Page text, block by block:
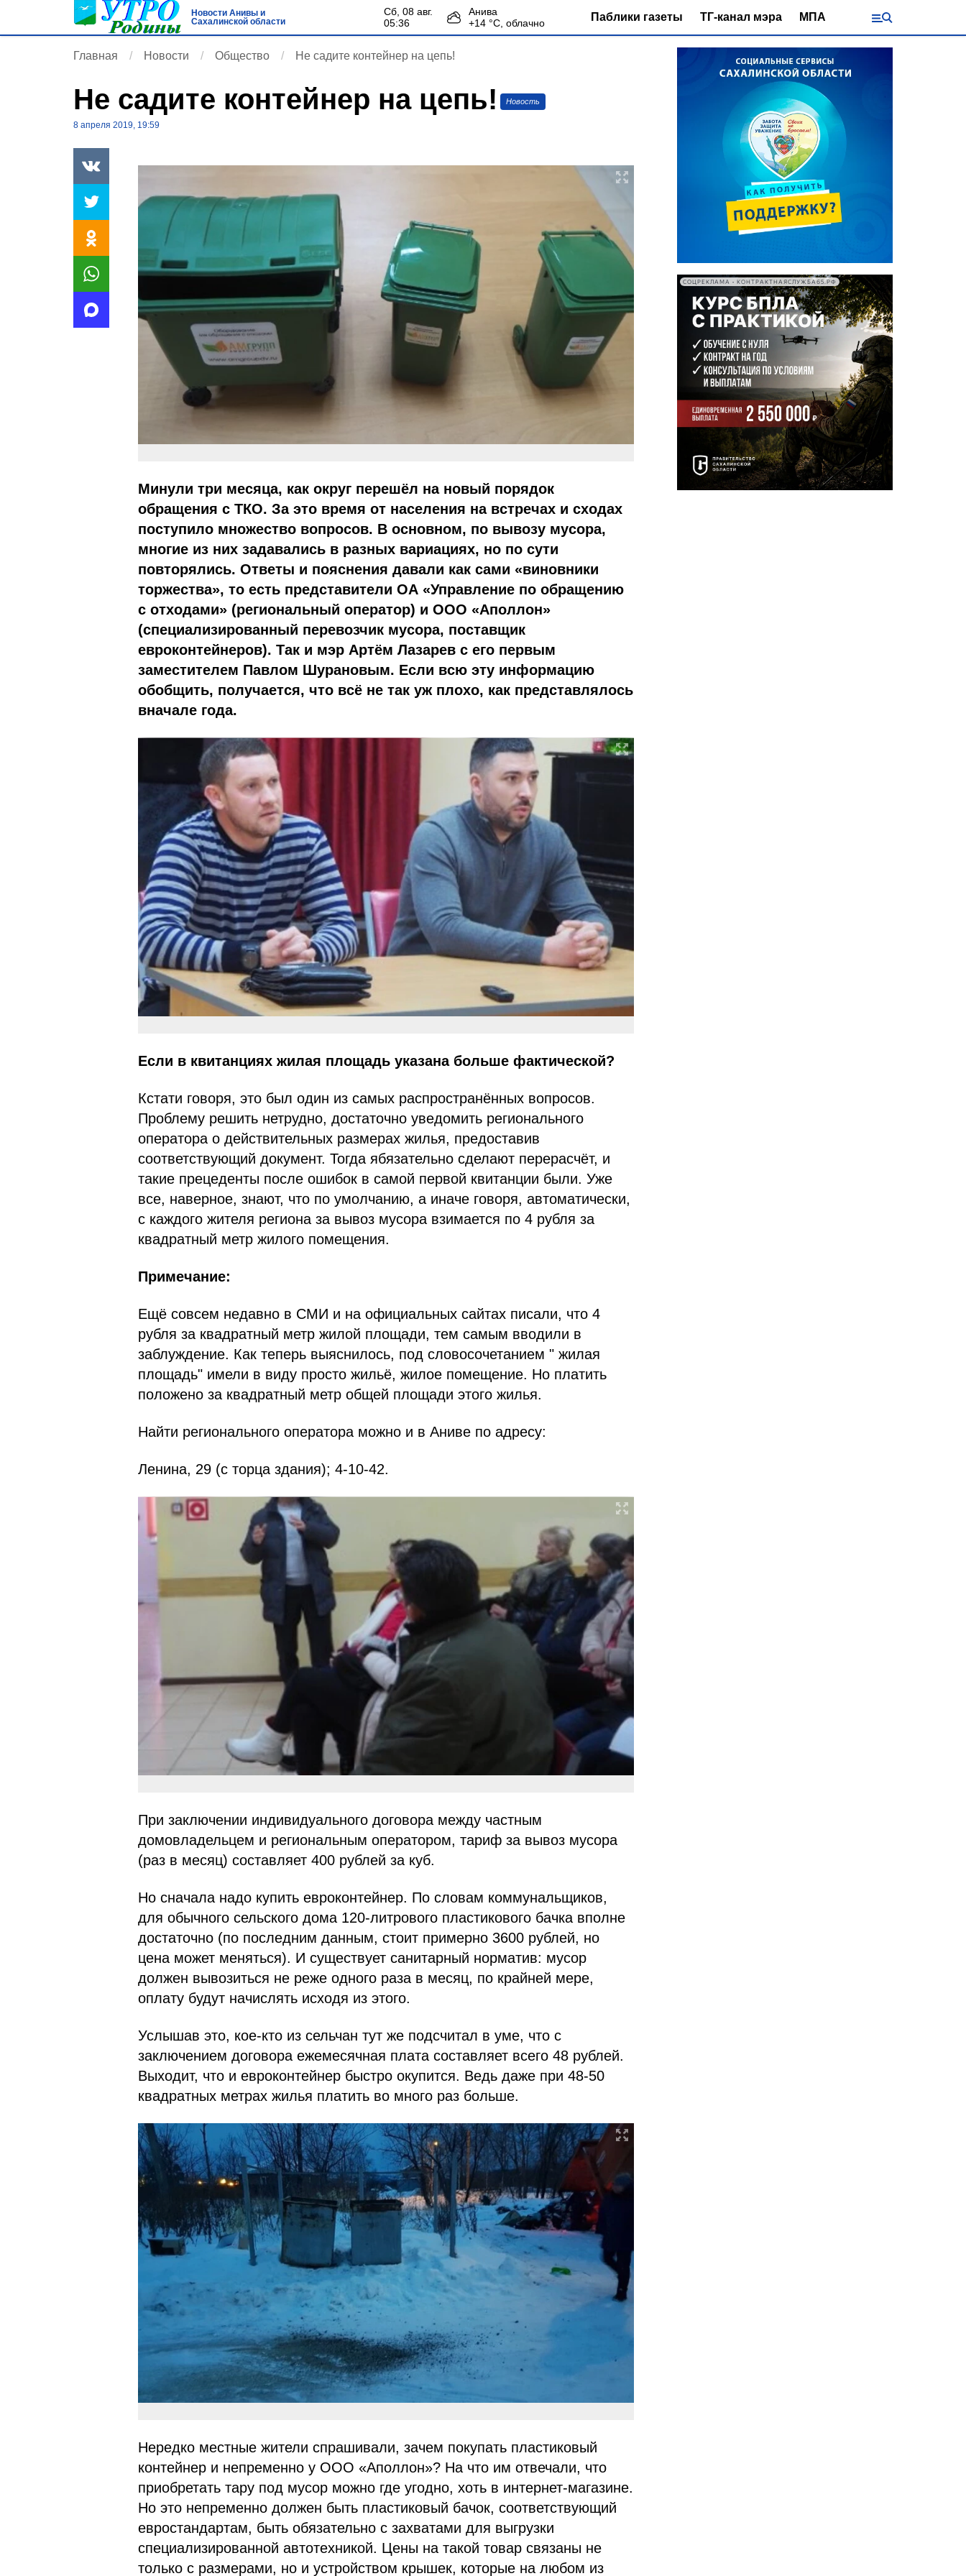
Новости Анивы и
Сахалинской области
сб, 08 авг.
05:36
Анива
+14 °С, облачно Паблики газеты ТГ-канал мэра МПА
Главная Новости Общество Не садите контейнер на цепь!
Не садите контейнер на цепь! Новость
8 апреля 2019, 19:59
Минули три месяца, как округ перешёл на новый порядок
обращения с ТКО. За это время от населения на встречах и сходах
поступило множество вопросов. В основном, по вывозу мусора,
многие из них задавались в разных вариациях, но по сути
повторялись. Ответы и пояснения давали как сами «виновники
торжества», то есть представители ОА «Управление по обра­щению
с отходами» (региональный оператор) и ООО «Аполлон»
(специализированный перевозчик мусора, поставщик
евроконтейнеров). Так и мэр Артём Лазарев с его первым
заместителем Павлом Шурановым. Если всю эту информацию
обобщить, получается, что всё не так уж плохо, как представлялось
вначале года.
Если в квитанциях жилая площадь указана больше фактической?
Кстати говоря, это был один из самых распространённых вопросов.
Проблему решить нетрудно, достаточно уведомить регионального
оператора о действительных размерах жилья, предоставив
соответствующий документ. Тогда ябязательно сделают перерасчёт, и
такие прецеденты после ошибок в самой первой квитанции были. Уже
все, наверное, знают, что по умолчанию, а иначе говоря, автоматически,
с каждого жителя региона за вывоз мусора взимается по 4 рубля за
квадратный метр жилого помещения.
Примечание:
Ещё совсем недавно в СМИ и на официальных сайтах писали, что 4
рубля за квадратный метр жилой площади, тем самым вводили в
заблуждение. Как теперь выяснилось, под словосочетанием " жилая
площадь" имели в виду просто жильё, жилое помещение. Но платить
положено за квадратный метр общей площади этого жилья.
Найти регионального оператора можно и в Аниве по адресу:
Ленина, 29 (с торца здания); 4-10-42.
При заключении индивидуального договора между частным
домовладельцем и региональным оператором, тариф за вывоз мусора
(раз в месяц) составляет 400 рублей за куб.
Но сначала надо купить евроконтейнер. По словам коммунальщиков,
для обычного сельского дома 120-литрового пластикового бачка вполне
достаточно (по последним данным, стоит примерно 3600 рублей, но
цена может меняться). И существует санитарный норматив: мусор
должен вывозиться не реже одного раза в месяц, по крайней мере,
оплату будут начислять исходя из этого.
Услышав это, кое-кто из сельчан тут же подсчитал в уме, что с
заключением договора ежемесячная плата составляет всего 48 рублей.
Выходит, что и евроконтейнер быстро окупится. Ведь даже при 48-50
квадратных метрах жилья платить во много раз больше.
Нередко местные жители спрашивали, зачем покупать пластиковый
контейнер и непременно у ООО «Аполлон»? На что им отвечали, что
приобретать тару под мусор можно где угодно, хоть в интернет-магазине.
Но это непременно должен быть пластиковый бачок, соответствующий
евростандартам, быть обязательно с захватами для выгрузки
специализированной автотехникой. Цены на такой товар связаны не
только с размерами, но и устройством крышек, которые на любом из
СОЦРЕКЛАМА • КОНТРАКТНАЯСЛУЖБА65.РФ